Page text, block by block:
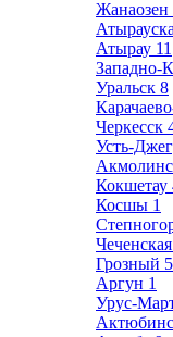
Жанаозен
Атырау 11
Западно-
Уральск 8
Черкесск
Усть-
Кокшетау
Косшы 1
Грозный 5
Аргун 1
Урус-